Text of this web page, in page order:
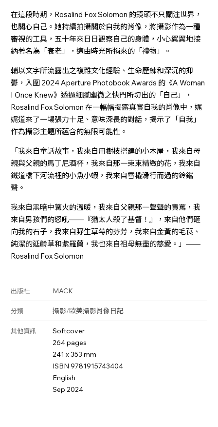
在這段時期，Rosalind Fox Solomon 的鏡頭不只關注世界，
也關心自己。她持續拍攝關於自我的肖像，將攝影作為一種
審視的工具，五十年來日日觀察自己的身體，小心翼翼地接
納著名為「衰老」，這由時光所捎來的「禮物」。
輔以文字所流露出之複雜文化經驗、生命歷練和深沉的抑
鬱，入圍 2024 Aperture Photobook Awards 的《A Woman
I Once Knew》透過細膩幽微之快門所切出的「自己」，
Rosalind Fox Solomon 在一幅幅揭露真實自我的肖像中，娓
娓道來了一場張力十足、意味深長的對話，揭示了「自我」
作為攝影主題所蘊含的無限可能性。
「我來自童話故事，我來自用樹枝搭建的小木屋，我來自母
親與父親的馬丁尼酒杯，我來自那一束束精緻的花，我來自
鐵道橋下河流裡的小魚小蝦，我來自雪橇滑行而過的鈴鐺
聲。
我來自黑暗中篝火的溫暖，我來自父親那一聲聲的責罵，我
來自男孩們的怒吼——『猶太人殺了基督！』，來自他們砸
向我的石子，我來自野生草莓的芬芳，我來自金黃的毛茛、
純潔的延齡草和紫羅蘭，我也來自祖母無盡的慈愛。」——
Rosalind Fox Solomon
出版社 MACK
分類 攝影/歐美攝影肖像日記
其他資訊
Softcover
264 pages
241 x 353 mm
ISBN 9781915743404
English
Sep 2024